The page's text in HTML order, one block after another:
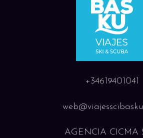
+34619401041
AGENCIA CICMA